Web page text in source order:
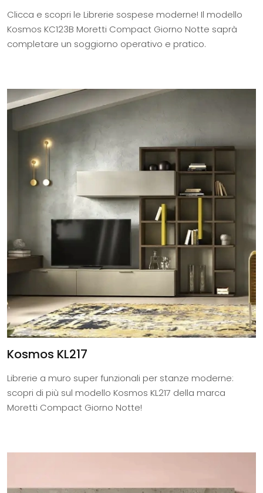
Clicca e scopri le Librerie sospese moderne! Il modello
Kosmos KC123B Moretti Compact Giorno Notte saprà
completare un soggiorno operativo e pratico.
Kosmos KL217
Librerie a muro super funzionali per stanze moderne:
scopri di più sul modello Kosmos KL217 della marca
Moretti Compact Giorno Notte!